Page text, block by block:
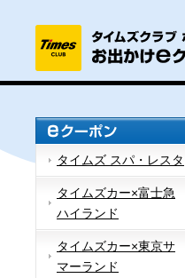
タイムズ スパ・レスタ
タイムズカー×富士急
ハイランド
タイムズカー×東京サ
マーランド